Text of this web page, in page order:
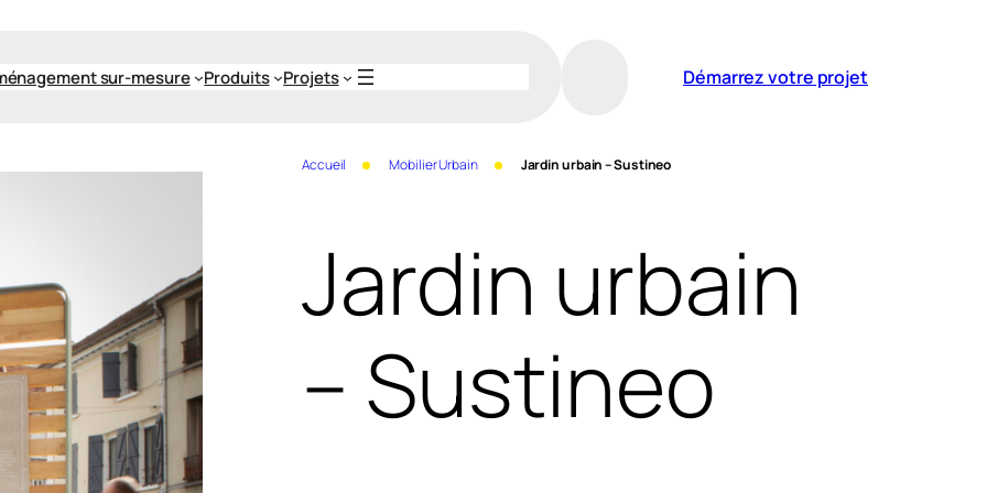
sur-mesure Produits Projets Démarrez votre projet
Accueil Mobilier Urbain Jardin urbain – Sustineo
Jardin urbain
– Sustineo